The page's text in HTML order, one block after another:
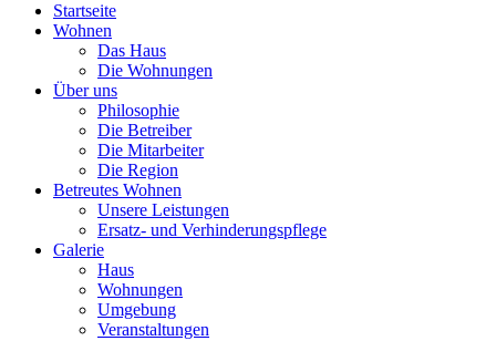
Startseite
Wohnen
Das Haus
Die Wohnungen
Über uns
Philosophie
Die Betreiber
Die Mitarbeiter
Die Region
Betreutes Wohnen
Unsere Leistungen
Ersatz- und Verhinderungspflege
Galerie
Haus
Wohnungen
Umgebung
Veranstaltungen